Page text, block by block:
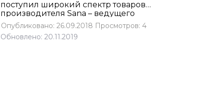
поступил широкий спектр товаров
производителя Sana – ведущего
европейского бренда кухонной
техники с производством в Южной
Корее. Sana специализируется на
Опубликовано: 26.09.2018 Просмотров: 4
Обновлено: 20.11.2019